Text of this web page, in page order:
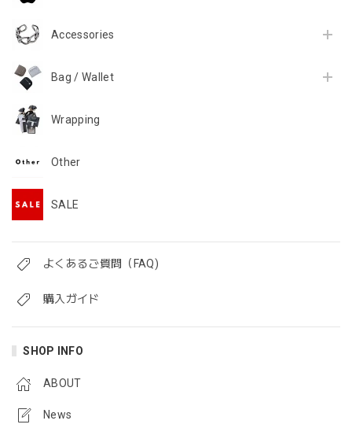
Accessories
Bag / Wallet
Wrapping
Other
SALE
よくあるご質問（FAQ)
購入ガイド
SHOP INFO
ABOUT
News